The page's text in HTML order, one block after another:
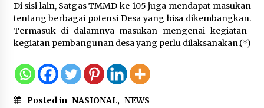
Filosofi Memuliakan Murid Kunci
Utama dalam Aksi Pembelajaran
Mendalam
Kemenimipas Salurkan Bansos
Di sisi lain, Satgas TMMD ke 105 juga mendapat masukan
tentang berbagai potensi Desa yang bisa dikembangkan.
Termasuk di dalamnya masukan mengenai kegiatan-
kegiatan pembangunan desa yang perlu dilaksanakan.(*)
Posted in NASIONAL, NEWS